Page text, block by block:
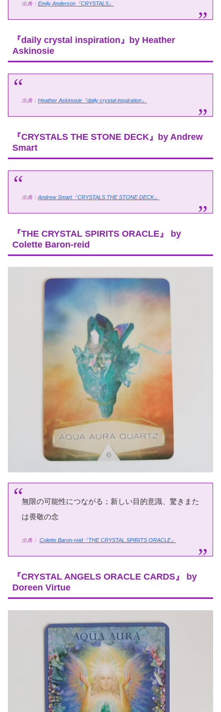
出典： Emily Anderson『CRYSTALS』
『daily crystal inspiration』by Heather
Askinosie
出典： Heather Askinosie『daily crystal inspiration』
『CRYSTALS THE STONE DECK』by Andrew
Smart
出典： Andrew Smart『CRYSTALS THE STONE DECK』
『THE CRYSTAL SPIRITS ORACLE』 by
Colette Baron-reid
無限の可能性につながる；新しい目的意識、驚きまた
は畏敬の念
出典： Colette Baron-reid『THE CRYSTAL SPIRITS ORACLE』
『CRYSTAL ANGELS ORACLE CARDS』 by
Doreen Virtue